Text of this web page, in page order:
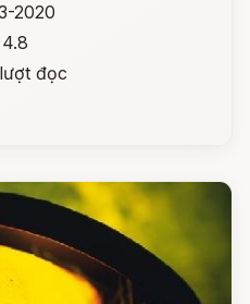
2020
4.8
đọc